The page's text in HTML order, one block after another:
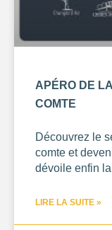
APÉRO DE
COMTE
Découvrez le
comte et
dévoile enfin
LIRE LA SUITE »